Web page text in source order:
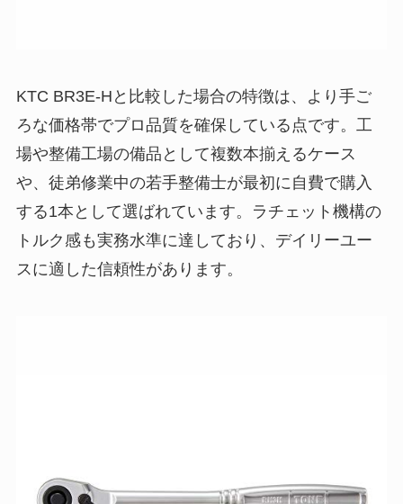
KTC BR3E-Hと比較した場合の特徴は、より手ご
ろな価格帯でプロ品質を確保している点です。工
場や整備工場の備品として複数本揃えるケース
や、徒弟修業中の若手整備士が最初に自費で購入
する1本として選ばれています。ラチェット機構の
トルク感も実務水準に達しており、デイリーユー
スに適した信頼性があります。